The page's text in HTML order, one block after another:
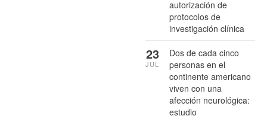
autorización de
protocolos de
investigación clínica
Dos de cada cinco
personas en el
continente americano
viven con una
afección neurológica:
estudio
23
JUL